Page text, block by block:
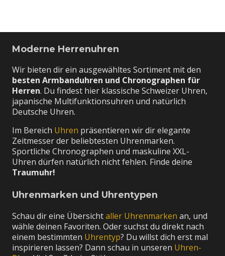
Moderne Herrenuhren
Wir bieten dir ein ausgewähltes Sortiment mit den
besten Armbanduhren und Chronographen für
Herren. Du findest hier klassische Schweizer Uhren,
japanische Multifunktionsuhren und natürlich
Deutsche Uhren.
Im Bereich Uhren präsentieren wir dir elegante
Zeitmesser der beliebtesten Uhrenmarken.
Sportliche Chronographen und maskuline XXL-
Uhren dürfen natürlich nicht fehlen. Finde deine
Traumuhr!
Uhrenmarken und Uhrentypen
Schau dir eine Übersichtaller Uhrenmarken an, und
wähle deinen Favoriten. Oder suchst du direkt nach
einem bestimmten Uhrentyp? Du willst dich erst mal
inspirieren lassen? Dann schau in unseren Uhren-